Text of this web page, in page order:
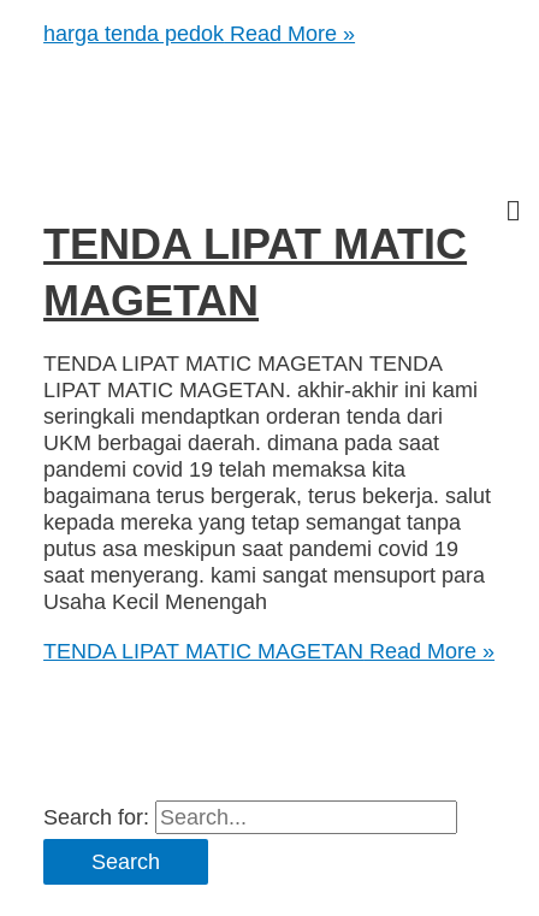
harga tenda pedok Read More »
TENDA LIPAT MATIC
MAGETAN
TENDA LIPAT MATIC MAGETAN TENDA
LIPAT MATIC MAGETAN. akhir-akhir ini kami
seringkali mendaptkan orderan tenda dari
UKM berbagai daerah. dimana pada saat
pandemi covid 19 telah memaksa kita
bagaimana terus bergerak, terus bekerja. salut
kepada mereka yang tetap semangat tanpa
putus asa meskipun saat pandemi covid 19
saat menyerang. kami sangat mensuport para
Usaha Kecil Menengah
TENDA LIPAT MATIC MAGETAN Read More »
Search for: